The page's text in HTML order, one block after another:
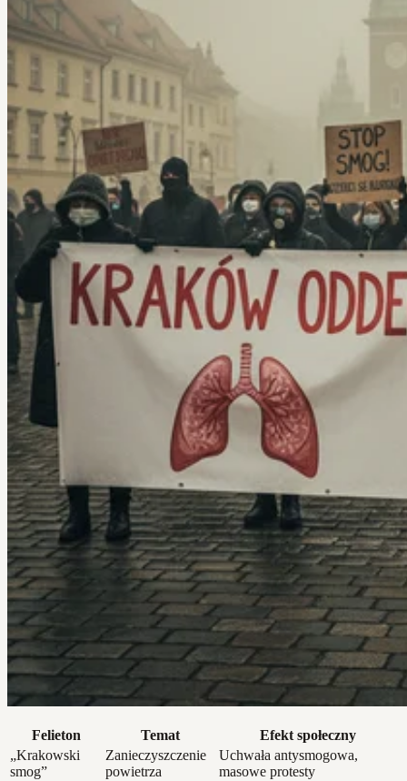
Felieton Temat
Efekt społeczny
„Krakowski
smog”
Zanieczyszczenie
powietrza
Uchwała antysmogowa,
masowe protesty